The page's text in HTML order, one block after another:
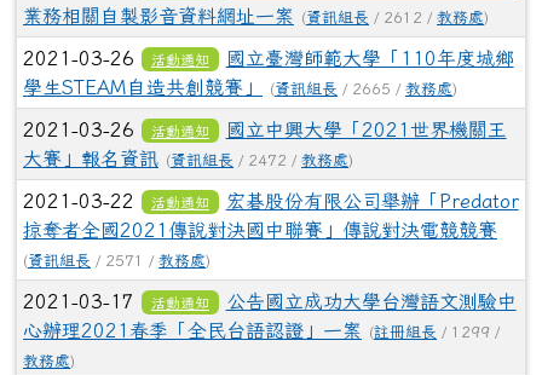
業務相關自製影音資料網址一案
(資訊組長 / 2612 / 教務處)
2021-03-26 活動通知
國立臺灣師範大學「110年度城鄉
學生STEAM自造共創競賽」
(資訊組長 / 2665 / 教務處)
2021-03-26 活動通知
國立中興大學「2021世界機關王
大賽」報名資訊 (資訊組長 / 2472 / 教務處)
2021-03-22 活動通知
宏碁股份有限公司舉辦「Predator
掠奪者全國2021傳說對決國中聯賽」傳說對決電競競賽
(資訊組長 / 2571 / 教務處)
2021-03-17 活動通知
公告國立成功大學台灣語文測驗中
心辦理2021春季「全民台語認證」一案
(註冊組長 / 1299 /
教務處)